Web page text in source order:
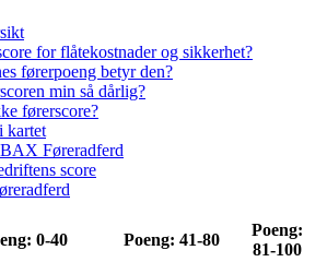
for flåtekostnader og sikkerhet?
førerpoeng betyr den?
min så dårlig?
førerscore?
kartet
Føreradferd
score
0-40 Poeng: 41-80
Poeng:
81-100